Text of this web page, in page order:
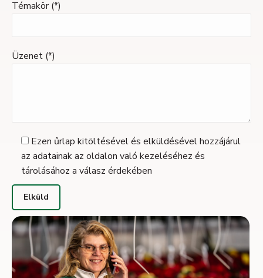
Témakör (*)
Üzenet (*)
Ezen űrlap kitöltésével és elküldésével hozzájárul
az adatainak az oldalon való kezeléséhez és
tárolásához a válasz érdekében